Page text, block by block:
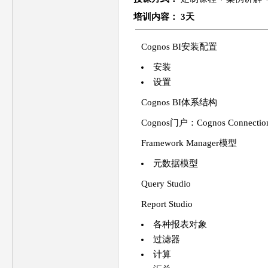
培训 内容 ： 3天
Cognos BI安装配置
安装
设置
Cognos BI体系结构
Cognos门户：Cognos
Framework Manager模型
元数据模型
Query Studio
Report Studio
各种报表对象
过滤器
计算